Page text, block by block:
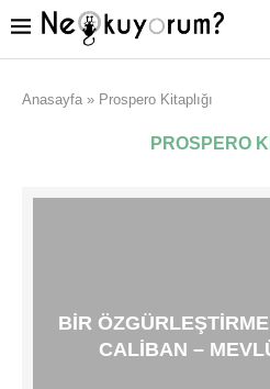
Anasayfa » Prospero Kitaplığı
PROSPERO
BIR
CALIBAN –